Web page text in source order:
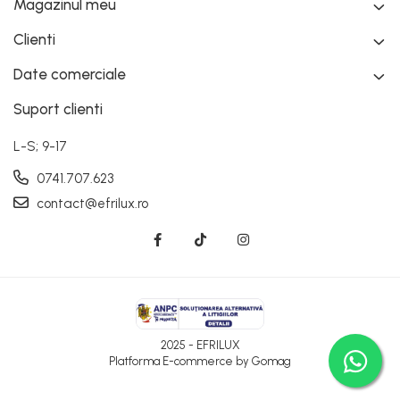
Magazinul meu
Clienti
Date comerciale
Suport clienti
L-S; 9-17
0741.707.623
contact@efrilux.ro
2025 - EFRILUX
Platforma E-commerce by Gomag